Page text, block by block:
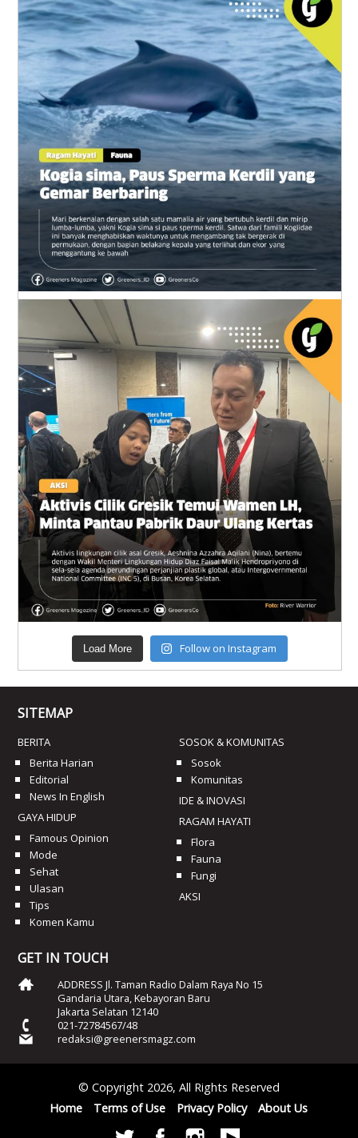
Load More Follow on Instagram
SITEMAP
BERITA
Berita Harian
Editorial
News In English
GAYA HIDUP
Famous Opinion
Mode
Sehat
Ulasan
Tips
Komen Kamu
SOSOK & KOMUNITAS
Sosok
Komunitas
IDE & INOVASI
RAGAM HAYATI
Flora
Fauna
Fungi
AKSI
GET IN TOUCH
ADDRESS Jl. Taman Radio Dalam Raya No 15
Gandaria Utara, Kebayoran Baru
Jakarta Selatan 12140
021-72784567/48
redaksi@greenersmagz.com
© Copyright 2026, All Rights Reserved
Home
Terms of Use Privacy Policy About Us